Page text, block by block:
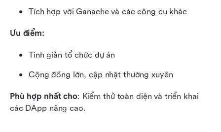
Tích hợp với Ganache và các công cụ khác
Ưu điểm:
Tinh giản tổ chức dự án
Cộng đồng lớn, cập nhật thường xuyên
Phù hợp nhất cho: Kiểm thử toàn diện và triển khai
các DApp nâng cao.